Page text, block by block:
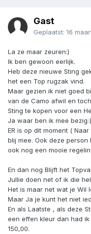
Gast
Geplaatst: 16
La ze maar zeuren:)
Ik ben gewoon eerlijk.
Heb deze nieuwe Sting
het een Top rugzak vind.
Maar gezien ik niet goed
van de Camo afwil en
Sting te kopen voor een
Ja waar ben ik mee bezig:(
ER is op dit moment (
blij mee. Ook deze
ook nog een mooie
En dan nog Blijft het
Jullie doen net of ik die
Het is maar net wat je Wil
Maar Ja je kunt het niet
En als Laatste , als deze
een effen kleur dan had
150,00.